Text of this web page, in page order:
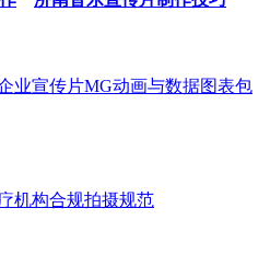
业宣传片MG动画与数据图表包
机构合规拍摄规范